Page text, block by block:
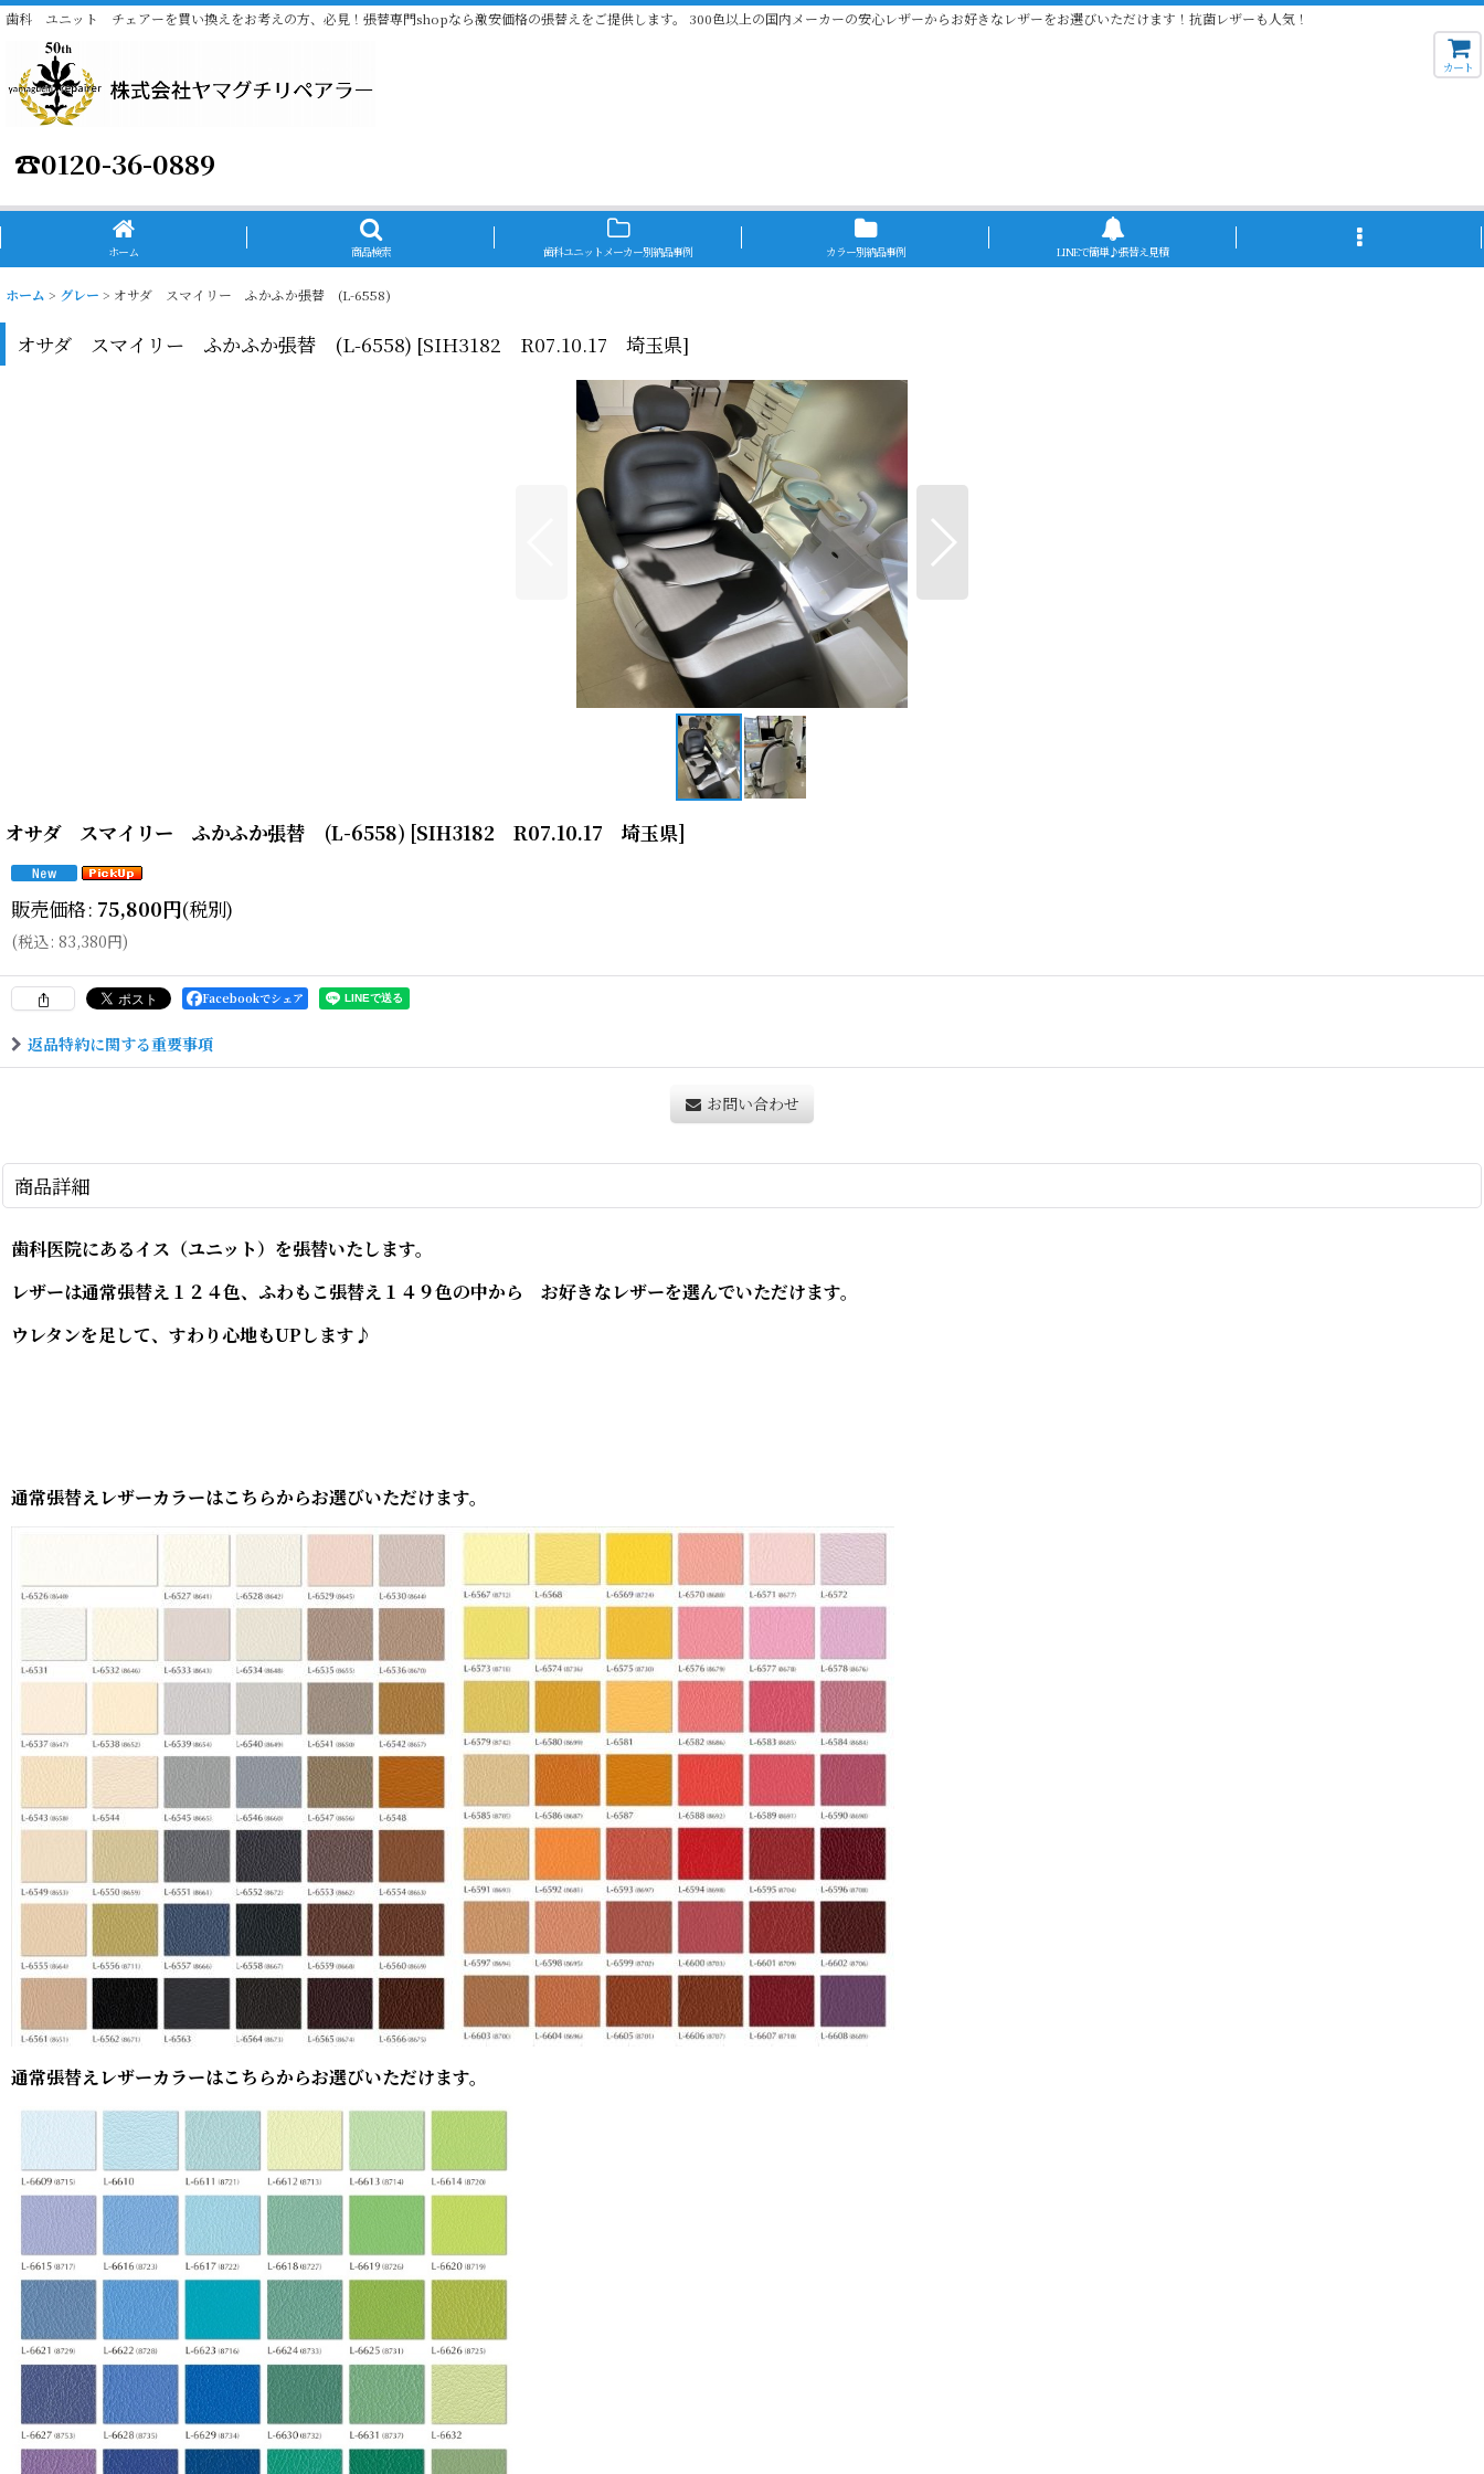
歯科 ユニット チェアーを買い換えをお考えの方、必見！張替専門shopなら激安価格の張替えをご提供します。 300色以上の国内メーカーの安心レザーからお好きなレザーをお選びいただけます！抗菌レザーも人気！
☎0120-36-0889
カート
ホーム 商品検索 歯科ユニットメーカー別納品事例 カラー別納品事例 LINEで簡単♪張替え見積
ホーム > グレー > オサダ スマイリー ふかふか張替 (L-6558)
オサダ スマイリー ふかふか張替 (L-6558) [SIH3182 R07.10.17 埼玉県]
オサダ スマイリー ふかふか張替 (L-6558) [SIH3182 R07.10.17 埼玉県]
販売価格: 75,800円(税別)
(税込: 83,380円)
Facebookでシェア
返品特約に関する重要事項
お問い合わせ
商品詳細
歯科医院にあるイス（ユニット）を張替いたします。
レザーは通常張替え１２４色、ふわもこ張替え１４９色の中から お好きなレザーを選んでいただけます。
ウレタンを足して、すわり心地もUPします♪
通常張替えレザーカラーはこちらからお選びいただけます。
通常張替えレザーカラーはこちらからお選びいただけます。